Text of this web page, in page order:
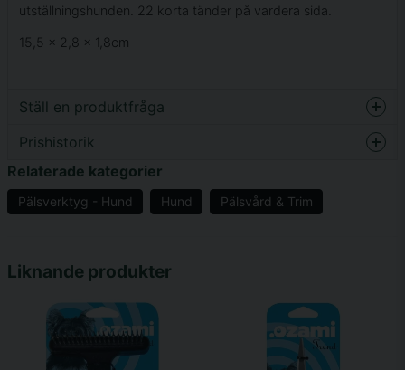
utställningshunden. 22 korta tänder på vardera sida.
15,5 x 2,8 x 1,8cm
Ställ en produktfråga
question
Mejladress
Prishistorik
Relaterade kategorier
Pälsverktyg - Hund Hund Pälsvård & Trim
Liknande produkter